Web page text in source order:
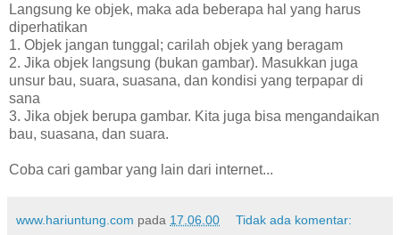
Langsung ke objek, maka ada beberapa hal yang harus
diperhatikan
1. Objek jangan tunggal; carilah objek yang beragam
2. Jika objek langsung (bukan gambar). Masukkan juga
unsur bau, suara, suasana, dan kondisi yang terpapar di
sana
3. Jika objek berupa gambar. Kita juga bisa mengandaikan
bau, suasana, dan suara.
Coba cari gambar yang lain dari internet...
www.hariuntung.com pada 17.06.00 Tidak ada komentar: